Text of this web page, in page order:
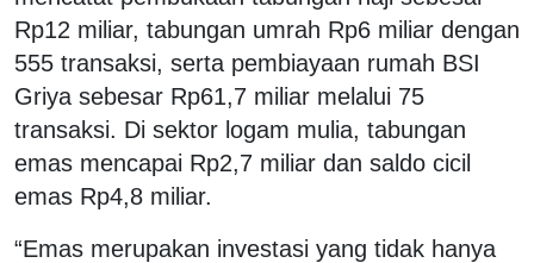
Rp12 miliar, tabungan umrah Rp6 miliar dengan
555 transaksi, serta pembiayaan rumah BSI
Griya sebesar Rp61,7 miliar melalui 75
transaksi. Di sektor logam mulia, tabungan
emas mencapai Rp2,7 miliar dan saldo cicil
emas Rp4,8 miliar.
“Emas merupakan investasi yang tidak hanya